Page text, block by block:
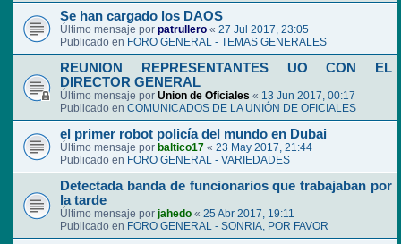
Se han cargado los DAOS
Último mensaje por patrullero « 27 Jul 2017, 23:05
Publicado en FORO GENERAL - TEMAS GENERALES
REUNION REPRESENTANTES UO CON EL
DIRECTOR GENERAL
Último mensaje por Union de Oficiales « 13 Jun 2017, 00:17
Publicado en COMUNICADOS DE LA UNIÓN DE OFICIALES
el primer robot policía del mundo en Dubai
Último mensaje por baltico17 « 23 May 2017, 21:44
Publicado en FORO GENERAL - VARIEDADES
Detectada banda de funcionarios que trabajaban por
la tarde
Último mensaje por jahedo « 25 Abr 2017, 19:11
Publicado en FORO GENERAL - SONRIA, POR FAVOR